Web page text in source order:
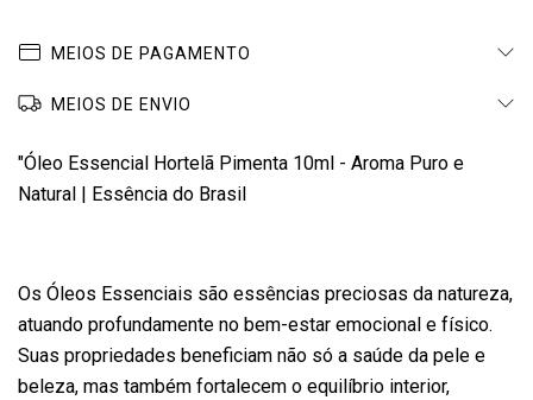
MEIOS DE PAGAMENTO
MEIOS DE ENVIO
"Óleo Essencial Hortelã Pimenta 10ml - Aroma Puro e
Natural | Essência do Brasil
Os Óleos Essenciais são essências preciosas da natureza,
atuando profundamente no bem-estar emocional e físico.
Suas propriedades beneficiam não só a saúde da pele e
beleza, mas também fortalecem o equilíbrio interior,